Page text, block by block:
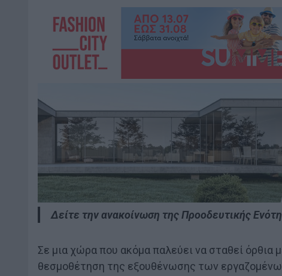
Δείτε την ανακοίνωση της Προοδευτικής
Σε μια χώρα που ακόμα παλεύει να σταθεί όρθια
θεσμοθέτηση της εξουθένωσης των